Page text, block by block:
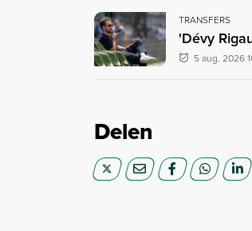
TRANSFERS
'Dévy
5 aug. 2026
Delen